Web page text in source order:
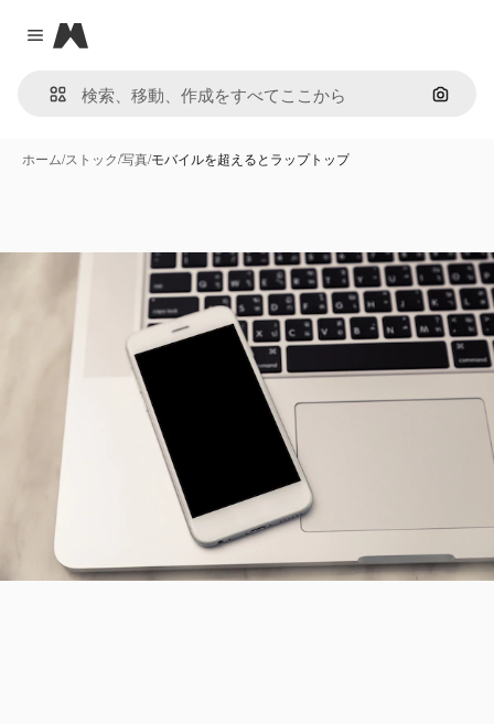
Close menu
Magnific
画像で
ホーム/ストック/写真/モバイルを超えるとラップトップ